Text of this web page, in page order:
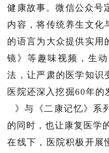
健康故事。微信公众号
内容，将传统养生文化
的语言为大众提供实用
镜》等趣味视频，生
法，让严肃的医学知识
医院还深入挖掘60年
》与《二康记忆》系
的同时，也让康复医学
在线下，医院积极开展